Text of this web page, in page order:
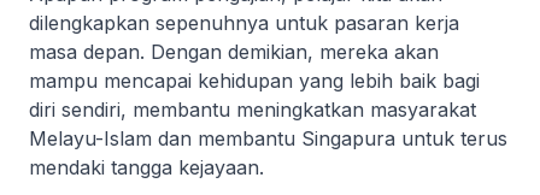
dilengkapkan sepenuhnya untuk pasaran kerja
masa depan. Dengan demikian, mereka akan
mampu mencapai kehidupan yang lebih baik bagi
diri sendiri, membantu meningkatkan masyarakat
Melayu-Islam dan membantu Singapura untuk terus
mendaki tangga kejayaan.